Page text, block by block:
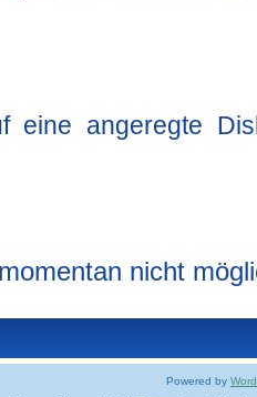
eine angeregte
nicht
Powered by